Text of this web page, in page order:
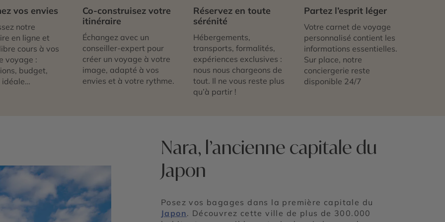
vos envies
notre
en ligne et
cours à vos
voyage :
budget,
idéale…
Co-construisez votre
itinéraire
Échangez avec un
conseiller-expert pour
créer un voyage à votre
image, adapté à vos
envies et à votre rythme.
Réservez en toute
sérénité
Hébergements,
transports, formalités,
expériences exclusives :
nous nous chargeons de
tout. Il ne vous reste plus
qu’à partir !
Partez l’esprit léger
Votre carnet de voyage
personnalisé contient les
informations essentielles.
Sur place, notre
conciergerie reste
disponible 24/7
Nara, l’ancienne capitale du
Japon
Posez vos bagages dans la première capitale du
Japon. Découvrez cette ville de plus de 300.000